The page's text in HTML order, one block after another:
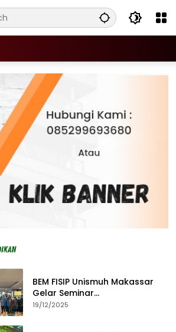
BEM FISIP Unismuh Makassar
Gelar Seminar
Keperempuanan, Bahas
19/12/2025